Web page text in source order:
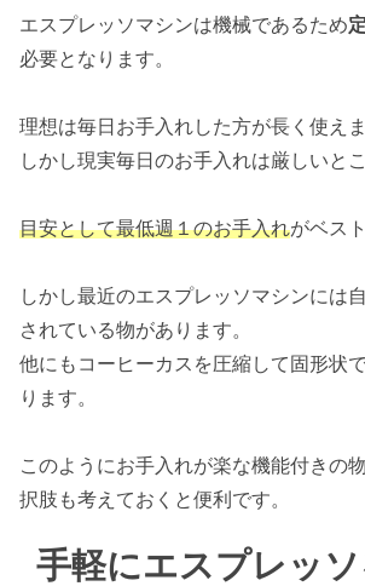
エスプレッソマシンは機械であるため
必要となります。
理想は毎日お手入れした方が長く使えま
しかし現実毎日のお手入れは厳しいとこ
目安として最低週１のお手入れがベス
しかし最近のエスプレッソマシンには
されている物があります。
他にもコーヒーカスを圧縮して固形状
ります。
このようにお手入れが楽な機能付きの
択肢も考えておくと便利です。
手軽にエスプレッ